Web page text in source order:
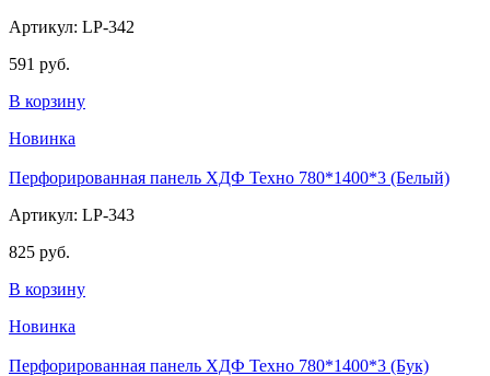
Артикул: LP-342
591 руб.
В корзину
Новинка
Перфорированная панель ХДФ Техно 780*1400*3 (Белый)
Артикул: LP-343
825 руб.
В корзину
Новинка
Перфорированная панель ХДФ Техно 780*1400*3 (Бук)